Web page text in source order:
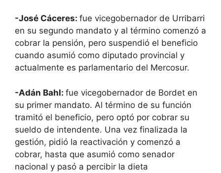
-José Cáceres: fue vicegobernador de Urribarri
en su segundo mandato y al término comenzó a
cobrar la pensión, pero suspendió el beneficio
cuando asumió como diputado provincial y
actualmente es parlamentario del Mercosur.
-Adán Bahl: fue vicegobernador de Bordet en
su primer mandato. Al término de su función
tramitó el beneficio, pero optó por cobrar su
sueldo de intendente. Una vez finalizada la
gestión, pidió la reactivación y comenzó a
cobrar, hasta que asumió como senador
nacional y pasó a percibir la dieta